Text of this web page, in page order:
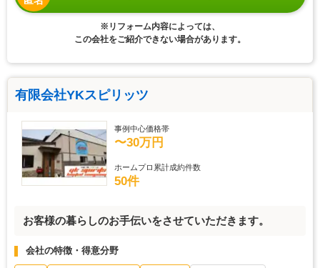
※リフォーム内容によっては、
この会社をご紹介できない場合があります。
有限会社YKスピリッツ
事例中心価格帯
〜30万円
ホームプロ累計成約件数
50件
お客様の暮らしのお手伝いをさせていただきます。
会社の特徴・得意分野